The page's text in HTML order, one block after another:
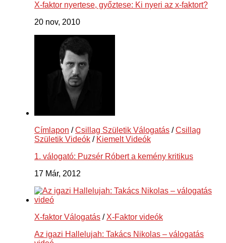
X-faktor nyertese, győztese: Ki nyeri az x-faktort?
20 nov, 2010
Címlapon /Csillag Születik Válogatás /Csillag
Születik Videók / Kiemelt Videók
1. válogató: Puzsér Róbert a kemény kritikus
17 Már, 2012
X-faktor Válogatás /X-Faktor videók
Az igazi Hallelujah: Takács Nikolas – válogatás